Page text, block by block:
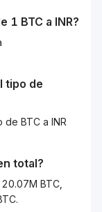
1 BTC a INR?
tipo de
BTC a INR
total?
BTC,